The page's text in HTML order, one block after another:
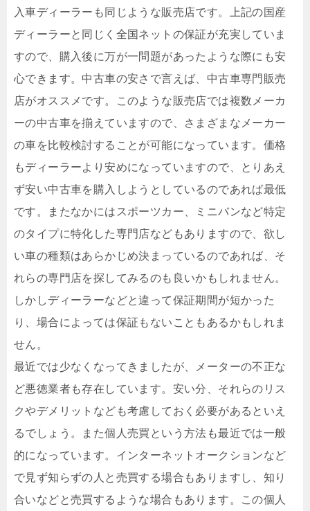
入車ディーラーも同じような販売店です。上記の国産
ディーラーと同じく全国ネットの保証が充実していま
すので、購入後に万が一問題があったような際にも安
心できます。中古車の安さで言えば、中古車専門販売
店がオススメです。このような販売店では複数メーカ
ーの中古車を揃えていますので、さまざまなメーカー
の車を比較検討することが可能になっています。価格
もディーラーより安めになっていますので、とりあえ
ず安い中古車を購入しようとしているのであれば最低
です。またなかにはスポーツカー、ミニバンなど特定
のタイプに特化した専門店などもありますので、欲し
い車の種類はあらかじめ決まっているのであれば、そ
れらの専門店を探してみるのも良いかもしれません。
しかしディーラーなどと違って保証期間が短かった
り、場合によっては保証もないこともあるかもしれま
せん。
最近では少なくなってきましたが、メーターの不正な
ど悪徳業者も存在しています。安い分、それらのリス
クやデメリットなども考慮しておく必要があるといえ
るでしょう。また個人売買という方法も最近では一般
的になっています。インターネットオークションなど
で見ず知らずの人と売買する場合もありますし、知り
合いなどと売買するような場合もあります。この個人